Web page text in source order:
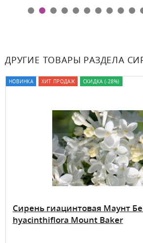
ДРУГИЕ ТОВАРЫ РАЗДЕЛА
НОВИНКА ХИТ ПРОДАЖ СКИДКА (-28%)
Сирень гиацинтовая Маунт
hyacinthiflora Mount Baker